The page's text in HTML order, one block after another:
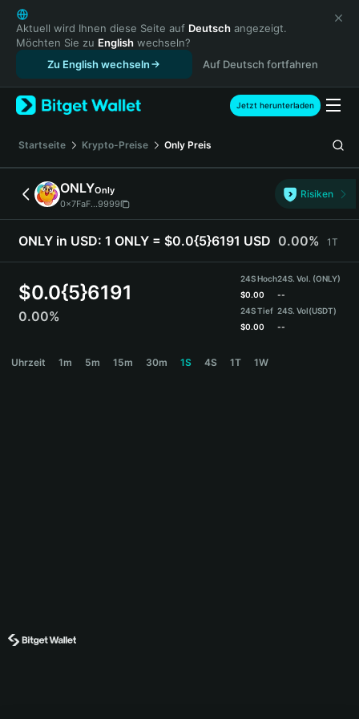
English
日本語
Tiếng Việt
Русский
Español (Latinoamérica)
Türkçe
Français
Deutsch
简体中文
繁體中文
Português (Portugal)
Bahasa Indonesia
ภาษาไทย
Español
Español (Argentina)
Aktuell wird Ihnen diese Seite auf Deutsch angezeigt.
Möchten Sie zu English wechseln?
Zu English wechseln
Auf Deutsch fortfahren
Jetzt herunterladen
Startseite Krypto-Preise Only Preis
ONLYOnly
0x7FaF...9999
Risiken
ONLY in USD: 1 ONLY = $0.0{5}6191 USD 0.00% 1T
$0.0{5}6191
0.00%
24S Hoch
$0.00
24S Tief
$0.00
24S. Vol. (ONLY)
--
24S. Vol(USDT)
--
Uhrzeit 1m 5m 15m 30m 1S 4S 1T 1W